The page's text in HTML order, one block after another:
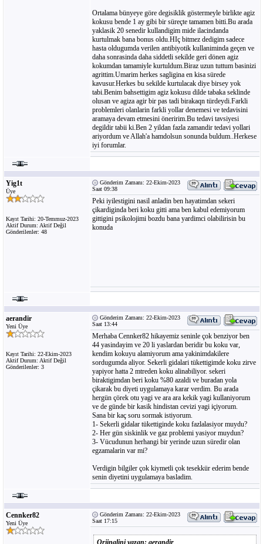
Ortalama bünyeye göre degisiklik göstermeyle birlikte agiz
kokusu bende 1 ay gibi bir süreçte tamamen bitti.Bu arada
yaklasik 20 senedir kullandigim mide ilacindanda
kurtulmak bana bonus oldu.HIç bitmez dedigim sadece
hasta oldugumda verilen antibiyotik kullaniminda geçen ve
daha sonrasinda daha siddetli sekilde geri dönen agiz
kokumdan tamamiyle kurtuldum.Biraz uzun tuttum basinizi
agrittim.Umarim herkes sagligina en kisa sürede
kavusur.Herkes bu sekilde kurtulacak diye birsey yok
tabi.Benim bahsettigim agiz kokusu dilde tabaka seklinde
olusan ve agiza agir bir pas tadi birakaqn türdeydi.Farkli
problemleri olanlarin farkli yollar denemesi ve tedavisini
aramaya devam etmesini öneririm.Bu tedavi tavsiyesi
degildir tabii ki.Ben 2 yildan fazla zamandir tedavi yollari
ariyordum ve Allah'a hamdolsun sonunda buldum..Herkese
iyi forumlar.
Yig1t
Üye
Kayıt Tarihi: 20-Temmuz-2023
Aktif Durum: Aktif Değil
Gönderilenler: 48
Gönderim Zamanı: 22-Ekim-2023
Saat 09:38
Peki iyilestigini nasil anladin ben hayatimdan sekeri
çikardiginda beri koku gitti ama ben kabul edemiyorum
gittigini psikolojimi bozdu bana yardimci olabilirisin bu
konuda
aerandir
Yeni Üye
Kayıt Tarihi: 22-Ekim-2023
Aktif Durum: Aktif Değil
Gönderilenler: 3
Gönderim Zamanı: 22-Ekim-2023
Saat 13:44
Merhaba Cennker82 hikayemiz seninle çok benziyor ben
44 yasindayim ve 20 li yaslardan beridir bu koku var,
kendim kokuyu alamiyorum ama yakinimdakilere
sordugumda aliyor. Sekerli gidalari tükettigimde koku zirve
yapiyor hatta 2 mtreden koku alinabiliyor. sekeri
biraktigimdan beri koku %80 azaldi ve buradan yola
çikarak bu diyeti uygulamaya karar verdim. Bu arada
hergün çörek otu yagi ve ara ara kekik yagi kullaniyorum
ve de günde bir kasik hindistan cevizi yagi içiyorum.
Sana bir kaç soru sormak istiyorum.
1- Sekerli gidalar tükettiginde koku fazlalasiyor muydu?
2- Her gün siskinlik ve gaz problemi yasiyor muydun?
3- Vücudunun herhangi bir yerinde uzun süredir olan
egzamalarin var mi?
Verdigin bilgiler çok kiymetli çok tesekkür ederim bende
senin diyetini uygulamaya basladim.
Cennker82
Yeni Üye
Gönderim Zamanı: 22-Ekim-2023
Saat 17:15
Orjinalini yazan: aerandir